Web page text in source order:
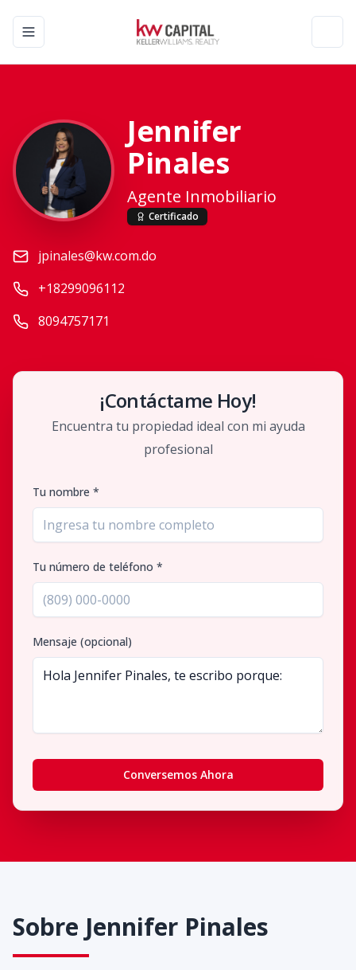
Toggle navigation menu
Jennifer
Pinales
Agente Inmobiliario
Certificado
jpinales@kw.com.do
+18299096112
8094757171
¡Contáctame Hoy!
Encuentra tu propiedad ideal con mi ayuda
profesional
Tu nombre *
Tu número de teléfono *
Mensaje (opcional)
Conversemos Ahora
Sobre Jennifer Pinales